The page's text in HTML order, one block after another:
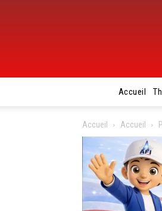
Accueil
Accueil Accueil